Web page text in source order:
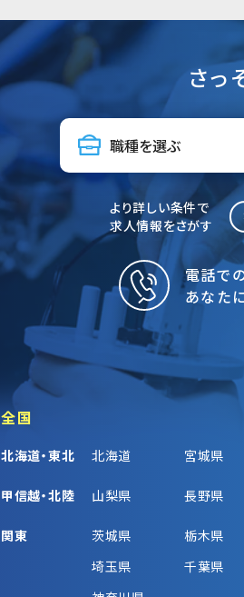
さっ
より詳しい条件で
求人情報をさがす
電話で
あなた
全国
北海道・東北 北海道 宮城県
甲信越・北陸 山梨県 長野県
関東 茨城県 栃木県
埼玉県
千葉県